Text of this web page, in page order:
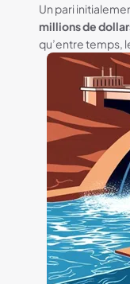
Un pari
millions de
qu’entre temps,